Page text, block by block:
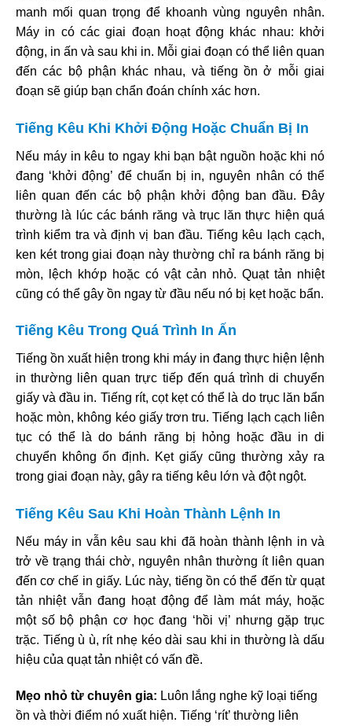
manh mối quan trọng để khoanh vùng nguyên nhân.
Máy in có các giai đoạn hoạt động khác nhau: khởi
động, in ấn và sau khi in. Mỗi giai đoạn có thể liên quan
đến các bộ phận khác nhau, và tiếng ồn ở mỗi giai
đoạn sẽ giúp bạn chẩn đoán chính xác hơn.
Tiếng Kêu Khi Khởi Động Hoặc Chuẩn Bị In
Nếu máy in kêu to ngay khi bạn bật nguồn hoặc khi nó
đang ‘khởi động’ để chuẩn bị in, nguyên nhân có thể
liên quan đến các bộ phận khởi động ban đầu. Đây
thường là lúc các bánh răng và trục lăn thực hiện quá
trình kiểm tra và định vị ban đầu. Tiếng kêu lạch cạch,
ken két trong giai đoạn này thường chỉ ra bánh răng bị
mòn, lệch khớp hoặc có vật cản nhỏ. Quạt tản nhiệt
cũng có thể gây ồn ngay từ đầu nếu nó bị kẹt hoặc bẩn.
Tiếng Kêu Trong Quá Trình In Ấn
Tiếng ồn xuất hiện trong khi máy in đang thực hiện lệnh
in thường liên quan trực tiếp đến quá trình di chuyển
giấy và đầu in. Tiếng rít, cọt kẹt có thể là do trục lăn bẩn
hoặc mòn, không kéo giấy trơn tru. Tiếng lạch cạch liên
tục có thể là do bánh răng bị hỏng hoặc đầu in di
chuyển không ổn định. Kẹt giấy cũng thường xảy ra
trong giai đoạn này, gây ra tiếng kêu lớn và đột ngột.
Tiếng Kêu Sau Khi Hoàn Thành Lệnh In
Nếu máy in vẫn kêu sau khi đã hoàn thành lệnh in và
trở về trạng thái chờ, nguyên nhân thường ít liên quan
đến cơ chế in giấy. Lúc này, tiếng ồn có thể đến từ quạt
tản nhiệt vẫn đang hoạt động để làm mát máy, hoặc
một số bộ phận cơ học đang ‘hồi vị’ nhưng gặp trục
trặc. Tiếng ù ù, rít nhẹ kéo dài sau khi in thường là dấu
hiệu của quạt tản nhiệt có vấn đề.
Mẹo nhỏ từ chuyên gia: Luôn lắng nghe kỹ loại tiếng
ồn và thời điểm nó xuất hiện. Tiếng ‘rít’ thường liên